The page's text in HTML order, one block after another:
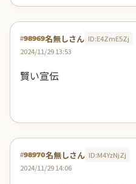
#98969名無しさん ID:E4ZmE5Zj
2024/11/29 13:53
賢い宣伝
#98970名無しさん ID:M4YzNjZj
2024/11/29 14:06